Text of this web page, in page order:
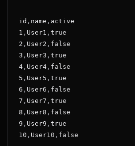
id , name , active
1 , User1 , true
2 , User2 , false
3 , User3 , true
4, User4, false
5 , User5 , true
6 , User6 , false
7 , User7 , true
8 , User8 , false
9 , User9 , true
10 , User10 , false